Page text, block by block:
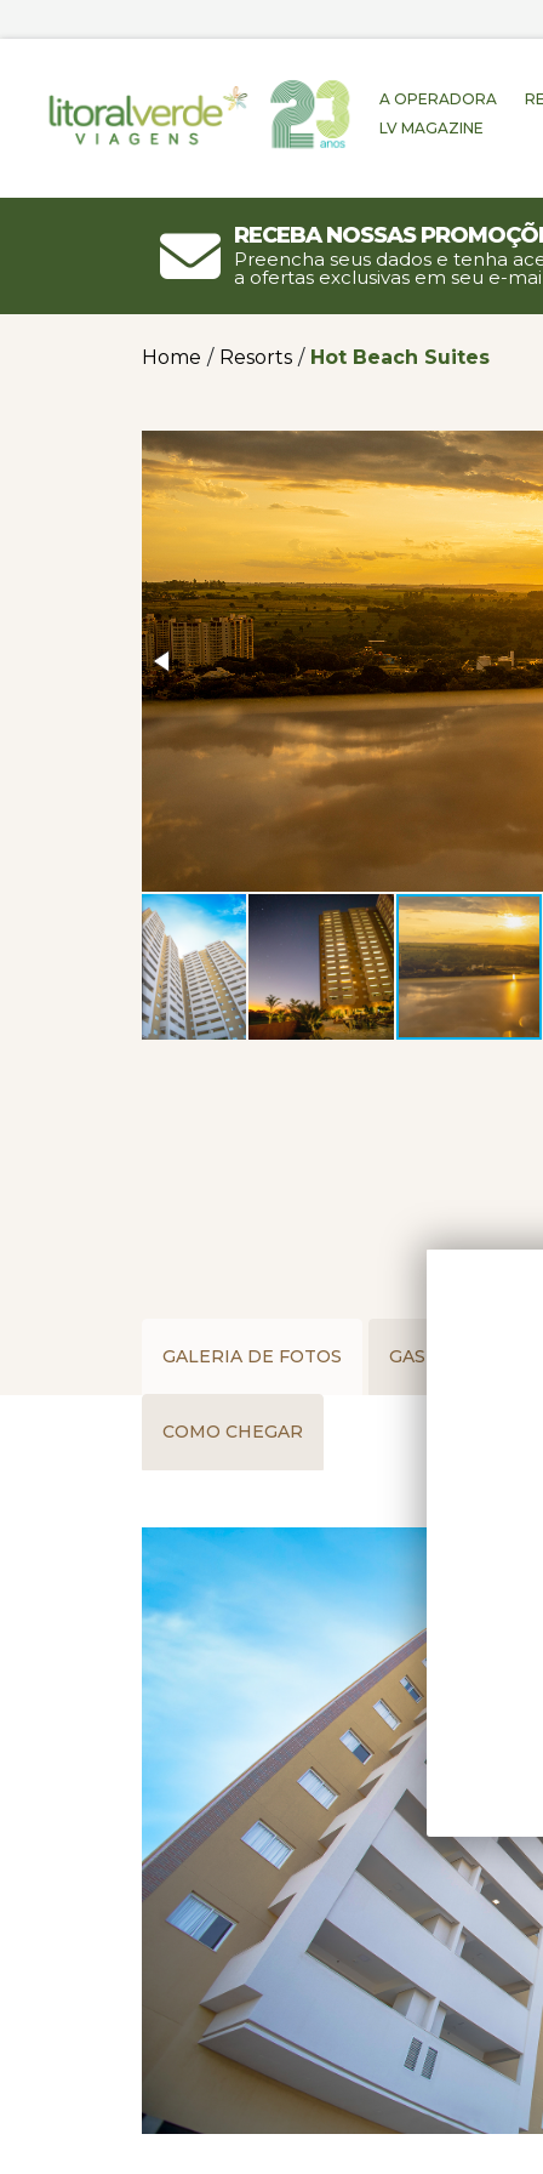
A OPERADORA
LV MAGAZINE
Receba nossas
Preencha seus dados e tenha
a ofertas exclusivas em seu e-
Home / Resorts / Hot Beach Suites
GALERIA DE FOTOS GASTRONOMIA
COMO CHEGAR